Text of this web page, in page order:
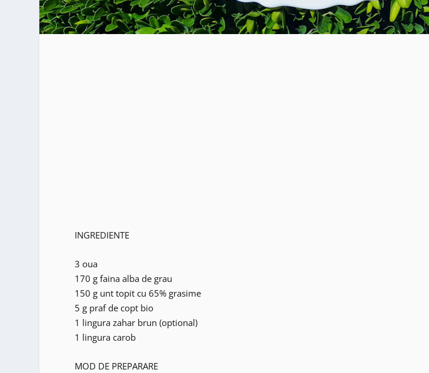
INGREDIENTE
3 oua
170 g faina alba de grau
150 g unt topit cu 65% grasime
5 g praf de copt bio
1 lingura zahar brun (optional)
1 lingura carob
MOD DE PREPARARE